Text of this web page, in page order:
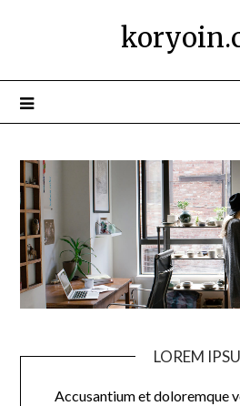
LOREM
Accusantium et doloremque